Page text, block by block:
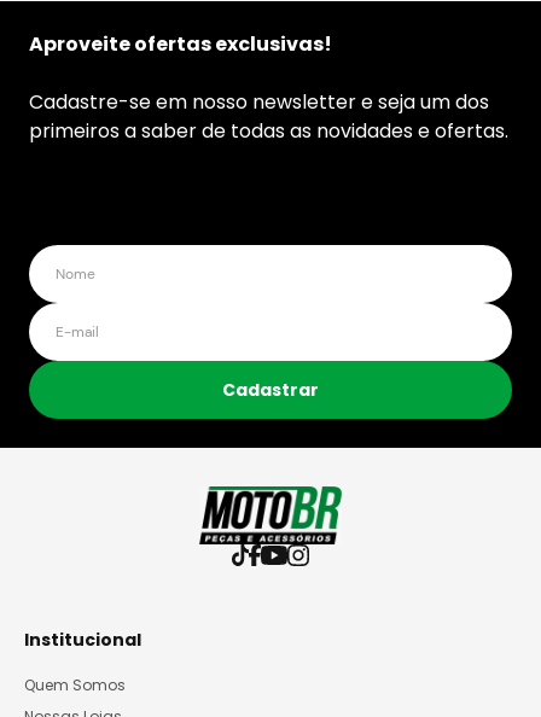
Aproveite ofertas exclusivas!
Cadastre-se em nosso newsletter e seja um dos
primeiros a saber de todas as novidades e ofertas.
Cadastrar
Institucional
Quem Somos